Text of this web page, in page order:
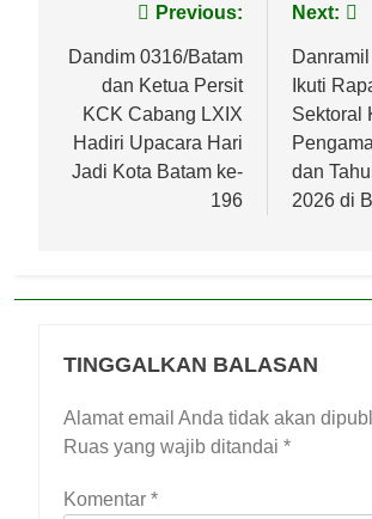
Navigasi
pos
Previous:
Dandim 0316/Batam
dan Ketua Persit
KCK Cabang LXIX
Hadiri Upacara Hari
Jadi Kota Batam ke-
196
Next:
Ikuti
Sektoral
dan
2026 di
TINGGALKAN BALASAN
Alamat email Anda tidak akan
Ruas yang wajib ditandai *
Komentar *